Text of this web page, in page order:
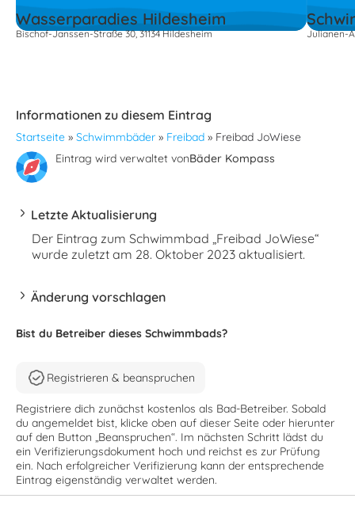
Wasserparadies Hildesheim
Bischof-Janssen-Straße 30, 31134 Hildesheim Julianen-
Informationen zu diesem Eintrag
Startseite » Schwimmbäder » Freibad » Freibad JoWiese
Eintrag wird verwaltet vonBäder Kompass
Letzte Aktualisierung
Der Eintrag zum Schwimmbad „Freibad JoWiese“
wurde zuletzt am 28. Oktober 2023 aktualisiert.
Änderung vorschlagen
Bist du Betreiber dieses Schwimmbads?
Registrieren & beanspruchen
Registriere dich zunächst kostenlos als Bad-Betreiber. Sobald
du angemeldet bist, klicke oben auf dieser Seite oder hierunter
auf den Button „Beanspruchen“. Im nächsten Schritt lädst du
ein Verifizierungsdokument hoch und reichst es zur Prüfung
ein. Nach erfolgreicher Verifizierung kann der entsprechende
Eintrag eigenständig verwaltet werden.